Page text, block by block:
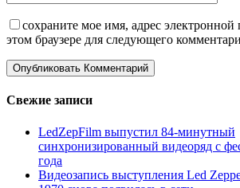
сохраните мое имя, адрес электронной
этом браузере для следующего
Свежие записи
LedZepFilm выпустил 84-минутный
синхронизированный видеоряд с
года
Видеозапись выступления Led